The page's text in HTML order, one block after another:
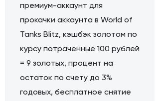
премиум-аккаунт для
прокачки аккаунта в World of
Tanks Blitz, кэшбэк золотом по
курсу потраченные 100 рублей
= 9 золотых, процент на
остаток по счету до 3%
годовых, бесплатное снятие